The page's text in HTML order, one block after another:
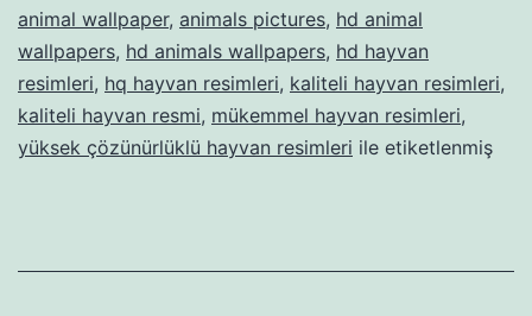
animal wallpaper, animals pictures, hd animal
wallpapers, hd animals wallpapers, hd hayvan
resimleri, hq hayvan resimleri, kaliteli hayvan resimleri,
kaliteli hayvan resmi, mükemmel hayvan resimleri,
yüksek çözünürlüklü hayvan resimleri ile etiketlenmiş